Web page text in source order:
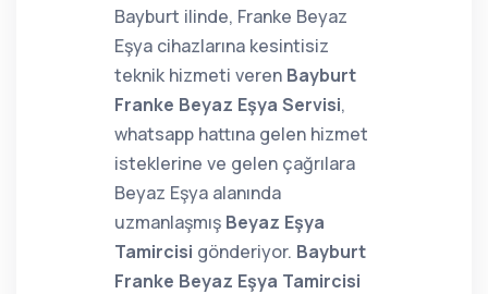
Bayburt ilinde, Franke Beyaz
Eşya cihazlarına kesintisiz
teknik hizmeti veren Bayburt
Franke Beyaz Eşya Servisi,
whatsapp hattına gelen hizmet
isteklerine ve gelen çağrılara
Beyaz Eşya alanında
uzmanlaşmış Beyaz Eşya
Tamircisi gönderiyor. Bayburt
Franke Beyaz Eşya Tamircisi